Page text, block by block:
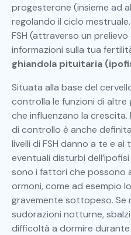
progesterone (insieme ad
regolando il ciclo
FSH (attraverso un
informazioni sulla tua
ghiandola pituitaria
Situata alla base del
controlla le funzioni di
che influenzano la
di controllo è anche
livelli di FSH danno a te e
eventuali disturbi
sono i fattori che possono
ormoni, come ad esempio
gravemente sottopeso. Se
sudorazioni notturne,
difficoltà a dormire